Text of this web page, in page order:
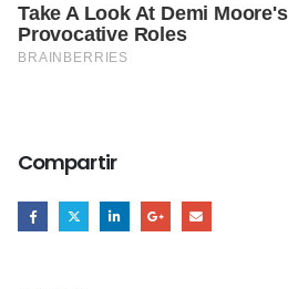
Compartir